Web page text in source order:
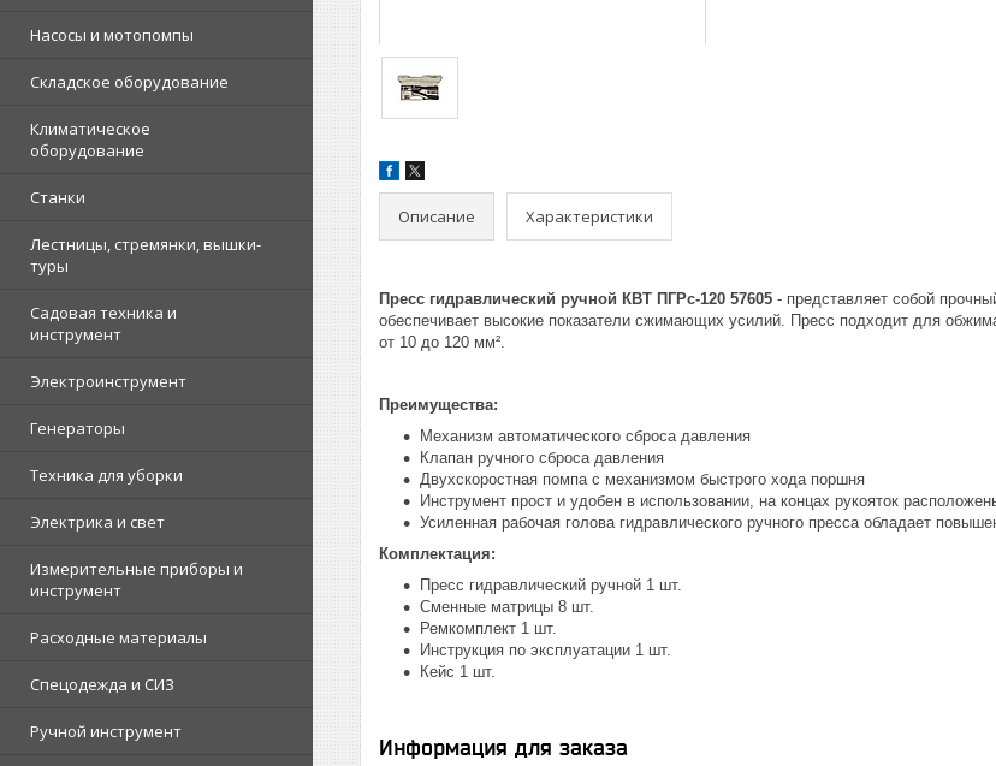
Насосы и мотопомпы
Складское оборудование
Климатическое
оборудование
Станки
Лестницы, стремянки, вышки-
туры
Садовая техника и
инструмент
Электроинструмент
Генераторы
Техника для уборки
Электрика и свет
Измерительные приборы и
инструмент
Расходные материалы
Спецодежда и СИЗ
Ручной инструмент
Описание Характеристики
Пресс гидравлический ручной КВТ ПГРc-120 57605 - представляет собой
обеспечивает высокие показатели сжимающих усилий. Пресс подходит для
от 10 до 120 мм².
Преимущества:
Механизм автоматического сброса давления
Клапан ручного сброса давления
Двухскоростная помпа с механизмом быстрого хода поршня
Инструмент прост и удобен в использовании, на концах рукояток
Усиленная рабочая голова гидравлического ручного пресса обладает
Комплектация:
Пресс гидравлический ручной 1 шт.
Сменные матрицы 8 шт.
Ремкомплект 1 шт.
Инструкция по эксплуатации 1 шт.
Кейс 1 шт.
Информация для заказа